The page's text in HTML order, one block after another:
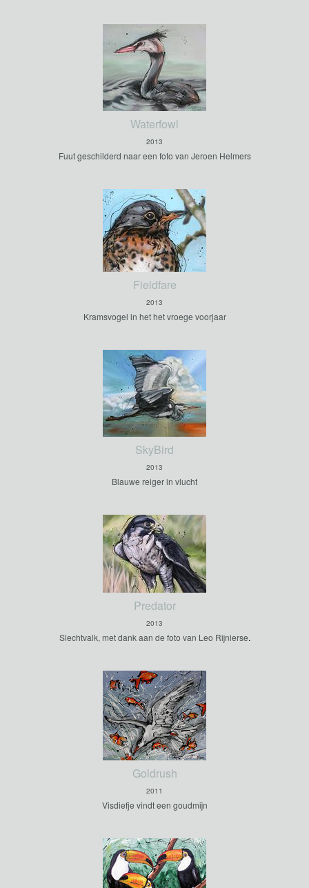
Waterfowl
2013
Fuut geschilderd naar een foto van Jeroen Helmers
Fieldfare
2013
Kramsvogel in het het vroege voorjaar
SkyBird
2013
Blauwe reiger in vlucht
Predator
2013
Slechtvalk, met dank aan de foto van Leo Rijnierse.
Goldrush
2011
Visdiefje vindt een goudmijn